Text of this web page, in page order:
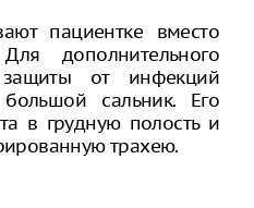
пациентке вместо
дополнительного
от инфекций
сальник. Его
в грудную полость и
трахею.